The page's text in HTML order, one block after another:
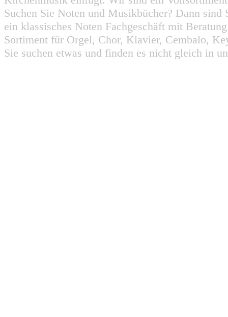
Suchen Sie Noten und Musikbücher? Dann
ein klassisches Noten Fachgeschäft mit
Sortiment für Orgel, Chor, Klavier, Cembalo,
Sie suchen etwas und finden es nicht gleich in